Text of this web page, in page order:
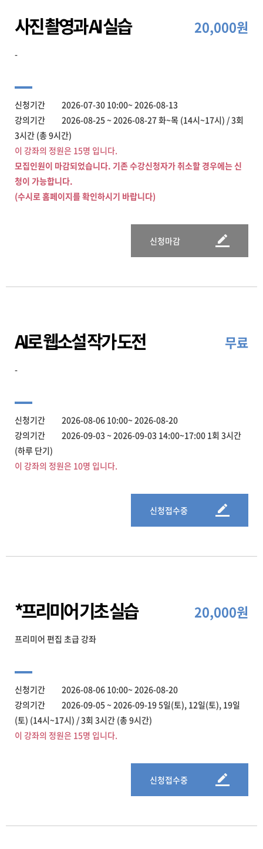
사진 촬영과 AI 실습 20,000원
-
신청기간 2026-07-30 10:00~ 2026-08-13
강의기간 2026-08-25 ~ 2026-08-27 화~목 (14시~17시) / 3회
3시간 (총 9시간)
이 강좌의 정원은 15명 입니다.
모집인원이 마감되었습니다. 기존 수강신청자가 취소할 경우에는 신
청이 가능합니다.
(수시로 홈페이지를 확인하시기 바랍니다)
신청마감
AI로 웹소설 작가 도전 무료
-
신청기간 2026-08-06 10:00~ 2026-08-20
강의기간 2026-09-03 ~ 2026-09-03 14:00~17:00 1회 3시간
(하루 단기)
이 강좌의 정원은 10명 입니다.
신청접수중
*프리미어 기초 실습 20,000원
프리미어 편집 초급 강좌
신청기간 2026-08-06 10:00~ 2026-08-20
강의기간 2026-09-05 ~ 2026-09-19 5일(토), 12일(토), 19일
(토) (14시~17시) / 3회 3시간 (총 9시간)
이 강좌의 정원은 15명 입니다.
신청접수중